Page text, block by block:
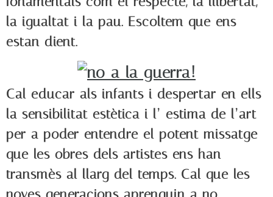
la igualtat i la pau. Escoltem que ens
estan dient.
Cal educar als infants i despertar en ells
la sensibilitat estètica i l’ estima de l’art
per a poder entendre el potent missatge
que les obres dels artistes ens han
transmès al llarg del temps. Cal que les